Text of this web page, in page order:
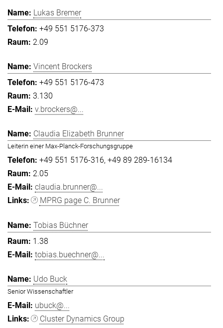
Lukas Bremer
+49 551 5176-373
2.09
Vincent Brockers
+49 551 5176-473
3.130
v.brockers@...
Claudia Elizabeth Brunner
Leiterin einer Max-Planck-Forschungsgruppe
+49 551 5176-316 +49 89 289-16134
2.05
claudia.brunner@...
MPRG page C. Brunner
Tobias Büchner
1.38
tobias.buechner@...
Udo Buck
Senior Wissenschaftler
ubuck@...
Cluster Dynamics Group